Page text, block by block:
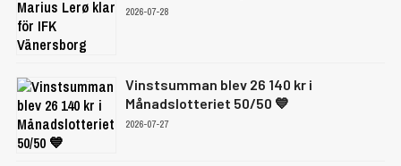
2026-07-28
Vinstsumman blev 26 140 kr i
Månadslotteriet 50/50 💙
2026-07-27